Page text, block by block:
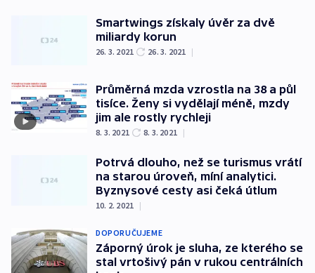
Smartwings získaly úvěr za dvě
miliardy korun
26. 3. 2021 26. 3. 2021 |
Průměrná mzda vzrostla na 38 a půl
tisíce. Ženy si vydělají méně, mzdy
jim ale rostly rychleji
8. 3. 2021 8. 3. 2021 |
Potrvá dlouho, než se turismus vrátí
na starou úroveň, míní analytici.
Byznysové cesty asi čeká útlum
10. 2. 2021 |
DOPORUČUJEME
Záporný úrok je sluha, ze kterého se
stal vrtošivý pán v rukou centrálních